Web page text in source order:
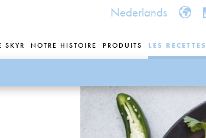
Nederlands
SKYR NOTRE HISTOIRE PRODUITS LES RECETTES